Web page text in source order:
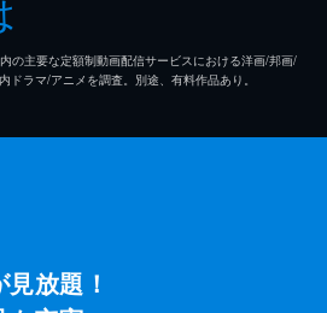
の主要な定額制動画配信サービスにおける洋画/邦画/
ラマ/アニメを調査。別途、有料作品あり。
放題！